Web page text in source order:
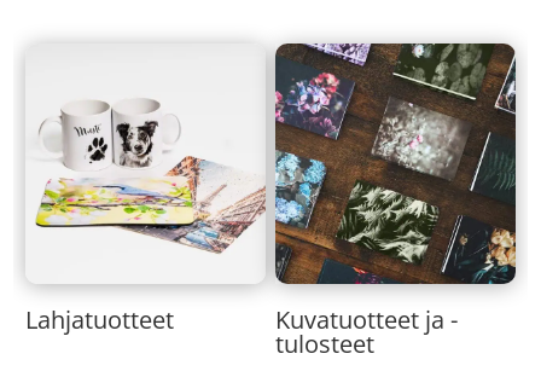
Lahjatuotteet Kuvatuotteet ja -
tulosteet